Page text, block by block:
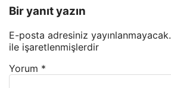
Bir yanıt yazın
E-posta adresiniz yayınlanmayacak.
ile işaretlenmişlerdir
Yorum *